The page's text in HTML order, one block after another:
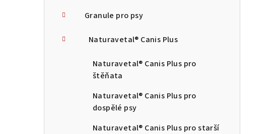
Granule pro psy
Naturavetal® Canis Plus
Naturavetal® Canis Plus pro
štěňata
Naturavetal® Canis Plus pro
dospělé psy
Naturavetal® Canis Plus pro starší